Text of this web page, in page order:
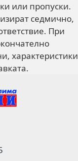
или пропуски.
седмично,
При
характеристики